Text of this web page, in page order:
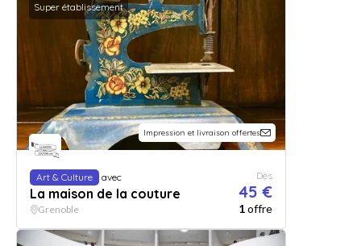
Super établissement
Impression et livraison offertes
Art & Culture avec
La maison de la couture
Dès
45 €
Grenoble 1offre